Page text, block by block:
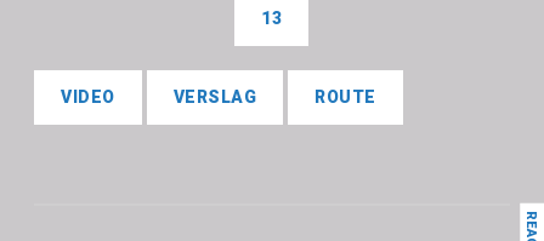
13
VIDEO VERSLAG ROUTE